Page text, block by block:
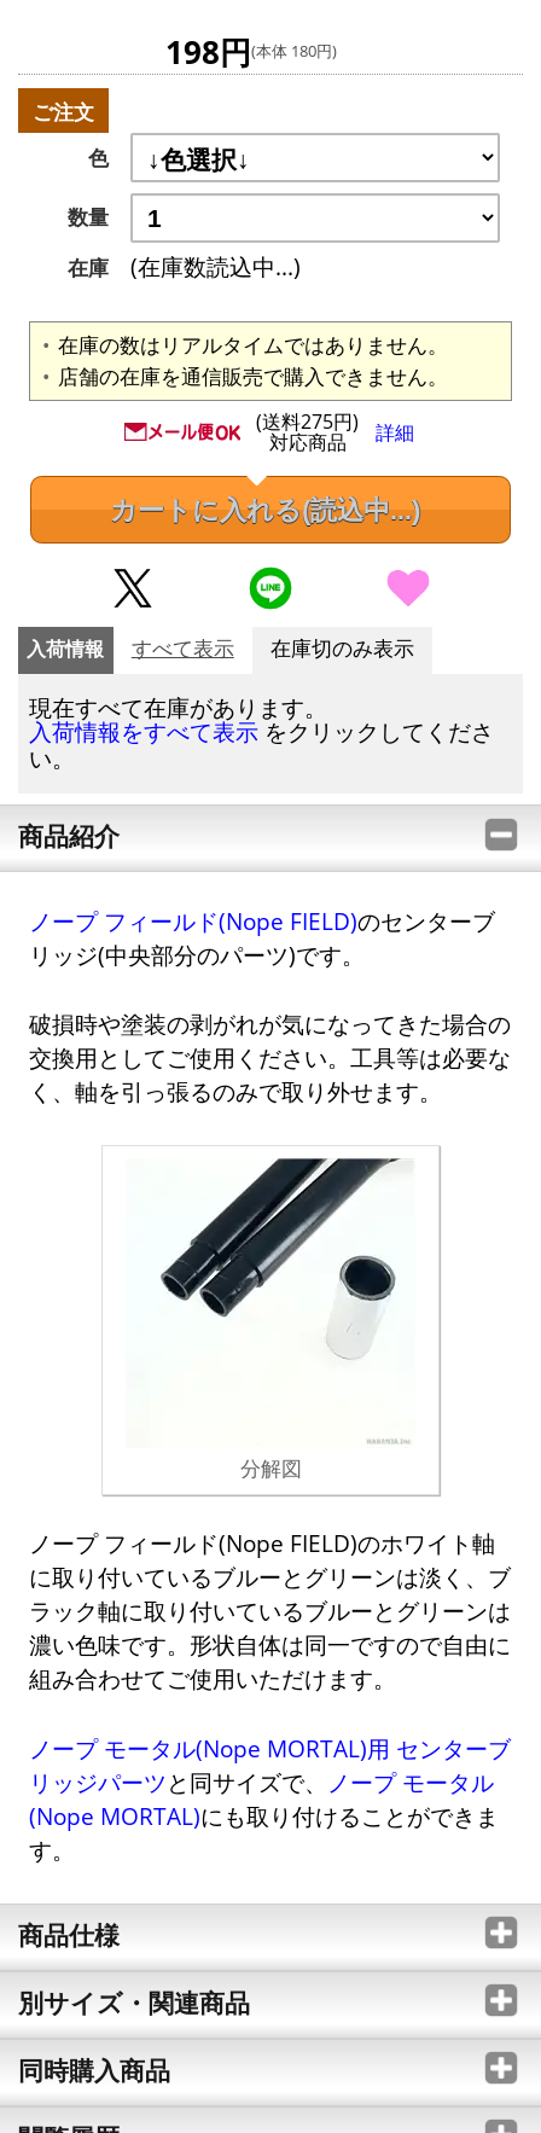
198円(本体 180円)
ご注文
色
数量
在庫
(在庫数読込中...)
在庫の数はリアルタイムではありません。
店舗の在庫を通信販売で購入できません。
(送料275円)
対応商品 詳細
カートに入れる(読込中...)
入荷情報 すべて表示 在庫切のみ表示
現在すべて在庫があります。
入荷情報をすべて表示 をクリックしてくださ
い。
商品紹介
ノープ フィールド(Nope FIELD)のセンターブ
リッジ(中央部分のパーツ)です。
破損時や塗装の剥がれが気になってきた場合の
交換用としてご使用ください。工具等は必要な
く、軸を引っ張るのみで取り外せます。
分解図
ノープ フィールド(Nope FIELD)のホワイト軸
に取り付いているブルーとグリーンは淡く、ブ
ラック軸に取り付いているブルーとグリーンは
濃い色味です。形状自体は同一ですので自由に
組み合わせてご使用いただけます。
ノープ モータル(Nope MORTAL)用 センターブ
リッジパーツ と同サイズで、
ノープ モータル
(Nope MORTAL)にも取り付けることができま
す。
商品仕様
別サイズ・関連商品
同時購入商品